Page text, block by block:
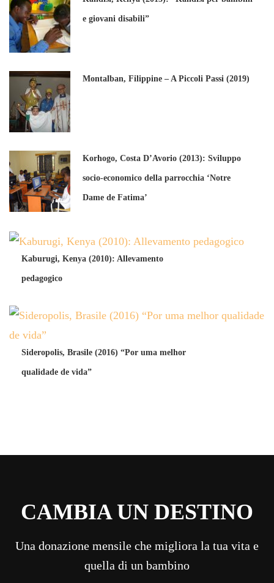
e giovani disabili”
Montalban, Filippine – A Piccoli Passi (2019)
Korhogo, Costa D’Avorio (2013): Sviluppo
socio-economico della parrocchia ‘Notre
Dame de Fatima’
Kaburugi, Kenya (2010): Allevamento
pedagogico
Sideropolis, Brasile (2016) “Por uma melhor
qualidade de vida”
CAMBIA UN DESTINO
Una donazione mensile che migliora la tua vita e
quella di un bambino